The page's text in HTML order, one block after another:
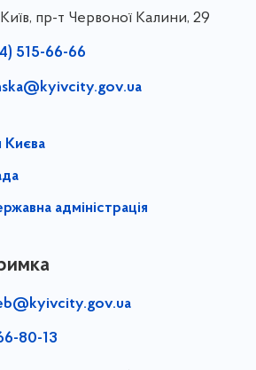
пр-т Червоної Калини, 29
515-66-66
Києва
адміністрація
80-13